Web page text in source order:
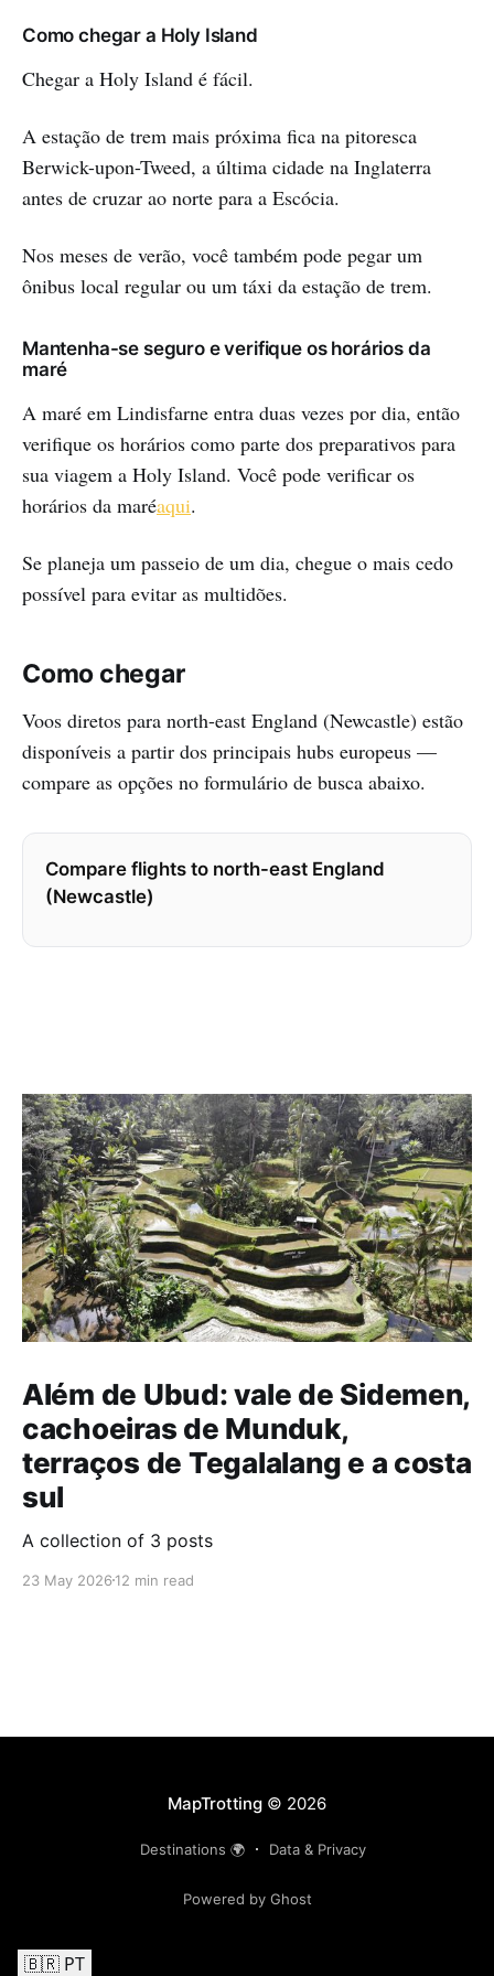
Como chegar a Holy Island
Chegar a Holy Island é fácil.
A estação de trem mais próxima fica na pitoresca
Berwick-upon-Tweed, a última cidade na Inglaterra
antes de cruzar ao norte para a Escócia.
Nos meses de verão, você também pode pegar um
ônibus local regular ou um táxi da estação de trem.
Mantenha-se seguro e verifique os horários da
maré
A maré em Lindisfarne entra duas vezes por dia, então
verifique os horários como parte dos preparativos para
sua viagem a Holy Island. Você pode verificar os
horários da maréaqui.
Se planeja um passeio de um dia, chegue o mais cedo
possível para evitar as multidões.
Como chegar
Voos diretos para north-east England (Newcastle) estão
disponíveis a partir dos principais hubs europeus —
compare as opções no formulário de busca abaixo.
Compare flights to north-east England
(Newcastle)
Além de Ubud: vale de Sidemen,
cachoeiras de Munduk,
terraços de Tegalalang e a costa
sul
A collection of 3 posts
23 May 2026 12 min read
MapTrotting© 2026
Destinations 🌍 Data & Privacy
Powered by Ghost
🇧🇷 PT